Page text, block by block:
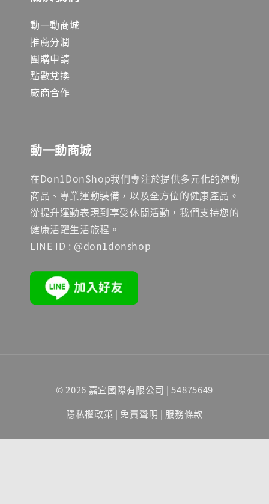
動一動商城
推薦分潤
團購申請
點數兌換
廠商合作
動一動商城
在Don1DonShop我們專注於提供多元化的運動
商品、專業運動裝備，以及全方位的健康產品。
從提升運動表現到享受休閒活動，我們支持您的
健康活躍生活旅程。
LINE ID : @don1donshop
© 2026 嘉宜國際有限公司 | 54875649
隱私權政策 | 免責聲明 | 服務條款